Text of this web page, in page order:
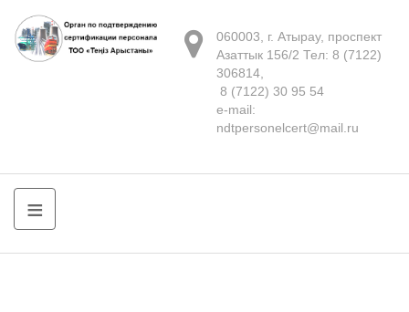
060003, г. Атырау, проспект
Азаттык 156/2 Тел: 8 (7122)
306814,
8 (7122) 30 95 54
e-mail:
ndtpersonelcert@mail.ru
≡